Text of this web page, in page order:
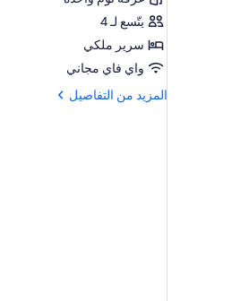
سرير
ملكييتّسع لـ 4
سرير ملكي
واي فاي مجاني
المزيد من التفاصيل
المزيد